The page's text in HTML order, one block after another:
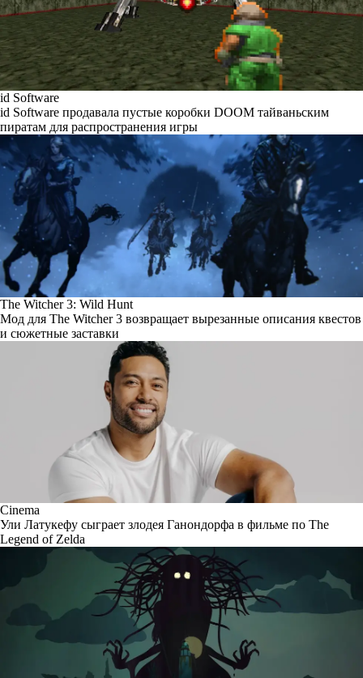
id Software
id Software продавала пустые коробки DOOM тайваньским
пиратам для распространения игры
The Witcher 3: Wild Hunt
Мод для The Witcher 3 возвращает вырезанные описания квестов
и сюжетные заставки
Cinema
Ули Латукефу сыграет злодея Ганондорфа в фильме по The
Legend of Zelda